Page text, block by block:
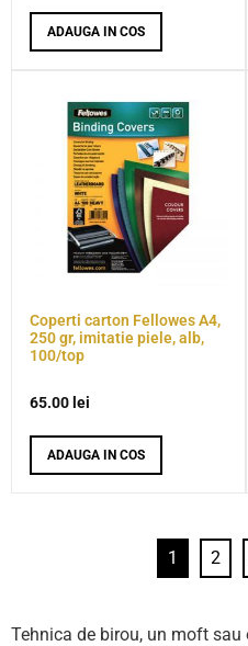
Tehnica de birou, un moft sau
ADAUGA IN COS
Coperti carton Fellowes A4,
250 gr, imitatie piele, alb,
100/top
65.00 lei
ADAUGA IN COS
1 2